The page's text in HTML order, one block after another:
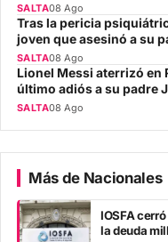
SALTA08 Ago
Tras la pericia
joven que asesinó a su
SALTA08 Ago
Lionel Messi aterrizó en
último adiós a su padre
SALTA08 Ago
Más de Nacionales
IOSFA
la deuda